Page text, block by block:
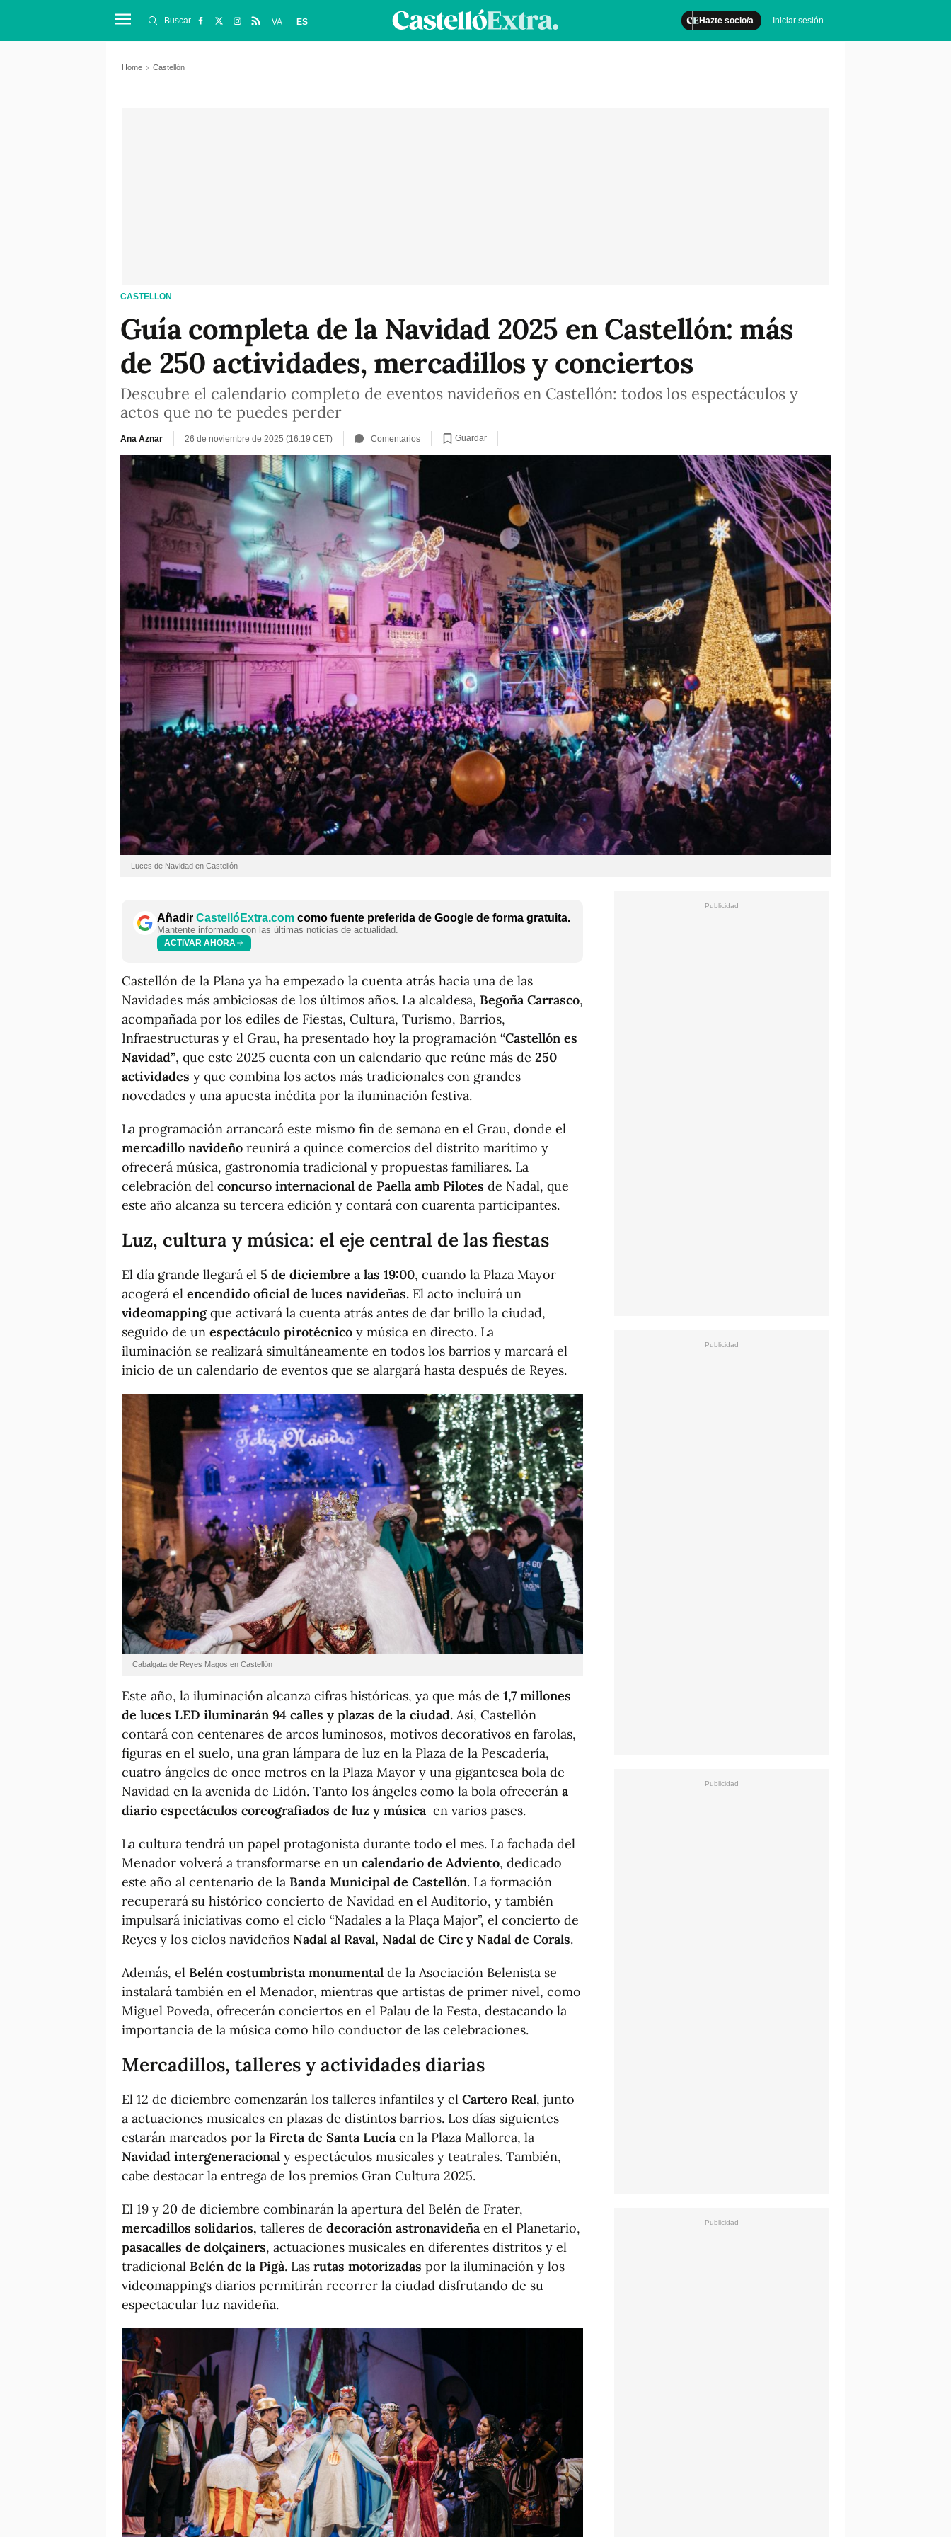
Hazte socio/a Iniciar sesión
Buscar VA ES
Home Castellón
CASTELLÓN
Guía completa de la Navidad 2025 en Castellón: más
de 250 actividades, mercadillos y conciertos
Descubre el calendario completo de eventos navideños en Castellón: todos los espectáculos y
actos que no te puedes perder
Ana Aznar 26 de noviembre de 2025 (16:19 CET) Comentarios Guardar
Luces de Navidad en Castellón
Añadir CastellóExtra.com como fuente preferida de Google de forma gratuita.
Mantente informado con las últimas noticias de actualidad.
ACTIVAR AHORA
Castellón de la Plana ya ha empezado la cuenta atrás hacia una de las
Navidades más ambiciosas de los últimos años. La alcaldesa, Begoña Carrasco,
acompañada por los ediles de Fiestas, Cultura, Turismo, Barrios,
Infraestructuras y el Grau, ha presentado hoy la programación “Castellón es
Navidad”, que este 2025 cuenta con un calendario que reúne más de 250
actividades y que combina los actos más tradicionales con grandes
novedades y una apuesta inédita por la iluminación festiva.
La programación arrancará este mismo fin de semana en el Grau, donde el
mercadillo navideño reunirá a quince comercios del distrito marítimo y
ofrecerá música, gastronomía tradicional y propuestas familiares. La
celebración del concurso internacional de Paella amb Pilotes de Nadal, que
este año alcanza su tercera edición y contará con cuarenta participantes.
Luz, cultura y música: el eje central de las fiestas
El día grande llegará el 5 de diciembre a las 19:00, cuando la Plaza Mayor
acogerá el encendido oficial de luces navideñas. El acto incluirá un
videomappingque activará la cuenta atrás antes de dar brillo la ciudad,
seguido de un espectáculo pirotécnico y música en directo. La
iluminación se realizará simultáneamente en todos los barrios y marcará el
inicio de un calendario de eventos que se alargará hasta después de Reyes.
Cabalgata de Reyes Magos en Castellón
Este año, la iluminación alcanza cifras históricas, ya que más de 1,7 millones
de luces LED iluminarán 94 calles y plazas de la ciudad. Así, Castellón
contará con centenares de arcos luminosos, motivos decorativos en farolas,
figuras en el suelo, una gran lámpara de luz en la Plaza de la Pescadería,
cuatro ángeles de once metros en la Plaza Mayor y una gigantesca bola de
Navidad en la avenida de Lidón. Tanto los ángeles como la bola ofrecerán a
diario espectáculos coreografiados de luz y música en varios pases.
La cultura tendrá un papel protagonista durante todo el mes. La fachada del
Menador volverá a transformarse en un calendario de Adviento, dedicado
este año al centenario de la Banda Municipal de Castellón. La formación
recuperará su histórico concierto de Navidad en el Auditorio, y también
impulsará iniciativas como el ciclo “Nadales a la Plaça Major”, el concierto de
Reyes y los ciclos navideños Nadal al Raval, Nadal de Circ y Nadal de Corals.
Además, el Belén costumbrista monumental de la Asociación Belenista se
instalará también en el Menador, mientras que artistas de primer nivel, como
Miguel Poveda, ofrecerán conciertos en el Palau de la Festa, destacando la
importancia de la música como hilo conductor de las celebraciones.
Mercadillos, talleres y actividades diarias
El 12 de diciembre comenzarán los talleres infantiles y el Cartero Real, junto
a actuaciones musicales en plazas de distintos barrios. Los días siguientes
estarán marcados por la Fireta de Santa Lucía en la Plaza Mallorca, la
Navidad intergeneracional y espectáculos musicales y teatrales. También,
cabe destacar la entrega de los premios Gran Cultura 2025.
El 19 y 20 de diciembre combinarán la apertura del Belén de Frater,
mercadillos solidarios, talleres de decoración astronavideña en el Planetario,
pasacalles de dolçainers, actuaciones musicales en diferentes distritos y el
tradicional Belén de la Pigà. Las rutas motorizadas por la iluminación y los
videomappings diarios permitirán recorrer la ciudad disfrutando de su
espectacular luz navideña.